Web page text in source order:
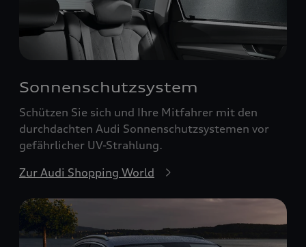
Sonnenschutzsystem
Schützen Sie sich und Ihre Mitfahrer mit den
durchdachten Audi Sonnenschutzsystemen vor
gefährlicher UV-Strahlung.
Zur Audi Shopping World